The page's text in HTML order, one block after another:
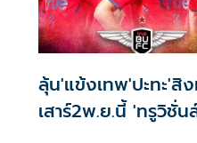
ลุ้น'แข้งเทพ'ปะทะ'สิ
เสาร์2พ.ย.นี้ 'ทรูวิชั่